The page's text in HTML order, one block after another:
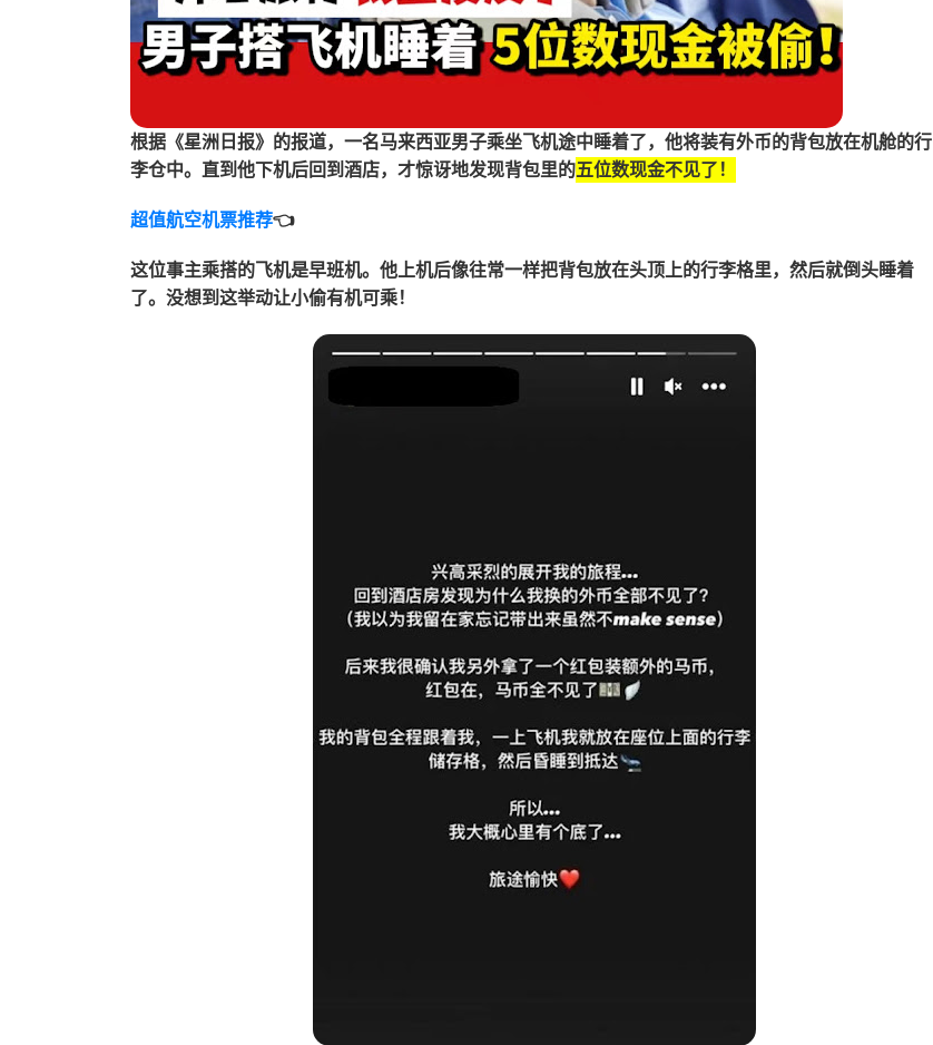
根据《星洲日报》的报道，一名马来西亚男子乘坐飞机途中睡着了，他将装有外币的背包放在机舱的行
李仓中。直到他下机后回到酒店，才惊讶地发现背包里的五位数现金不见了！
超值航空机票推荐👈
这位事主乘搭的飞机是早班机。他上机后像往常一样把背包放在头顶上的行李格里，然后就倒头睡着
了。没想到这举动让小偷有机可乘！